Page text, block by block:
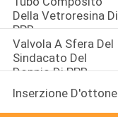
Della Vetroresina Di
PPR
Valvola A Sfera Del
Sindacato Del
Doppio Di PPR
Inserzione D'ottone